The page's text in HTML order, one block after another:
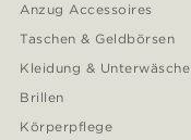
Anzug Accessoires
Taschen & Geldbörsen
Kleidung & Unterwäsche
Brillen
Körperpflege